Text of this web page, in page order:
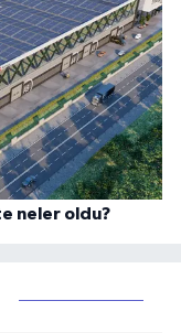
neler oldu?